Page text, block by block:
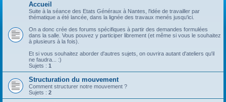
Accueil
Suite à la séance des Etats Généraux à Nantes, l'idée de travailler par
thématique a été lancée, dans la lignée des travaux menés jusqu'ici.
On a donc crée des forums spécifiques à partir des demandes formulées
dans la salle. Vous pouvez y participer librement (et même si vous le souhaitez
à plusieurs à la fois).
Et si vous souhaitez aborder d'autres sujets, on ouvrira autant d'ateliers qu'il
ne faudra... :)
Sujets : 1
Structuration du mouvement
Comment structurer notre mouvement ?
Sujets : 2